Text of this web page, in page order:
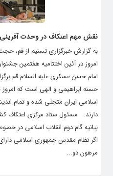
نقش مهم اعتکاف در وحدت
به گزارش خبرگزاری تسنیم از قم،
امروز در آئین اختتامیه هفتمین
امام حسن عسکری علیه السلام قم
حسنه ابراهیمی و الهی است که
اسلامی ایران متجلی شده و تمام
دارند. مسئول ستاد مرکزی اعتکاف
بیانیه گام دوم انقلاب اسلامی در
اگر نظام مقدس جمهوری اسلامی
مرهون دو...